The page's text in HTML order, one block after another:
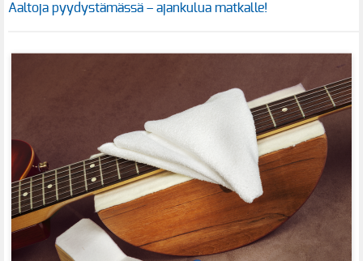
Aaltoja pyydystämässä – ajankulua matkalle!